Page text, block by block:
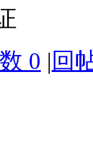
0 | 回